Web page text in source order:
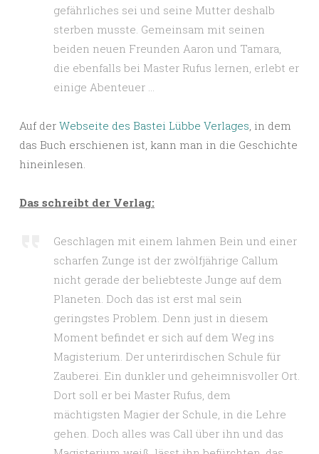
gefährliches sei und seine Mutter deshalb
sterben musste. Gemeinsam mit seinen
beiden neuen Freunden Aaron und Tamara,
die ebenfalls bei Master Rufus lernen, erlebt er
einige Abenteuer …
Auf der Webseite des Bastei Lübbe Verlages, in dem
das Buch erschienen ist, kann man in die Geschichte
hineinlesen.
Das schreibt der Verlag:
Geschlagen mit einem lahmen Bein und einer
scharfen Zunge ist der zwölfjährige Callum
nicht gerade der beliebteste Junge auf dem
Planeten. Doch das ist erst mal sein
geringstes Problem. Denn just in diesem
Moment befindet er sich auf dem Weg ins
Magisterium. Der unterirdischen Schule für
Zauberei. Ein dunkler und geheimnisvoller Ort.
Dort soll er bei Master Rufus, dem
mächtigsten Magier der Schule, in die Lehre
gehen. Doch alles was Call über ihn und das